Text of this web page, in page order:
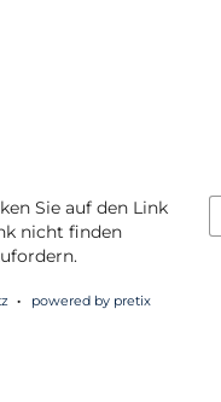
Sie auf den Link
nicht finden
powered by pretix